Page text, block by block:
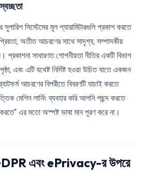
সুপারিশ সিস্টেমের মূল প্যারামিটারগুলি প্রকাশ করতে
অতীত আচরণের সাথে সাদৃশ্য, সম্পাদকীয়
প্রকাশনা সাধারণত গোপনীয়তা নীতির একটি বিভাগ
এবং এটি যথেষ্ট নির্দিষ্ট হওয়া উচিত যাতে একজন
আচরণের বিপরীতে বিবরণটি যাচাই করতে
মেশিন লার্নিং ব্যবহার করি আপনি পছন্দ করতে
করতে" এর মতো অস্পষ্ট ভাষা মান পূরণ করে না।
এবং ePrivacy-র উপরে